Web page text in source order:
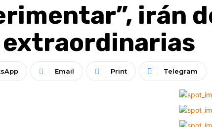
irán
Email Print Telegram